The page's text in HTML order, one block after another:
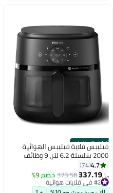
أفضل المنتجات
فيليبس قلاية فيليبس الهوائية
2000 سلسلة 6.2 لتر، 9 وظائف
مسبقة، نافذة طهي شفافة، تطبيق
HomeID، مقرمشة لذيذة بتقنية
RapidAir - NA230/09
4.7
74
﷼‏337.19
373.58خصم 9% #2 في قلايات هوائية
باقي 10 وحدات في المخزون
#2 في قلايات هوائية